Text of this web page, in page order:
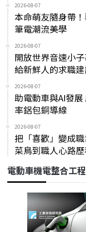
2026-08-07
本命萌友隨身帶
筆電潮流美學
2026-08-07
開放世界音速小
給新鮮人的求職
2026-08-07
助電動車與AI發
率鋁包銅導線
2026-08-07
把「喜歡」變成
菜鳥到職人心路
電動車機電整合工